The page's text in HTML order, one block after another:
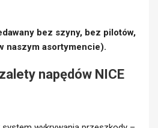
bez szyny, bez pilotów,
naszym asortymencie).
napędów NICE